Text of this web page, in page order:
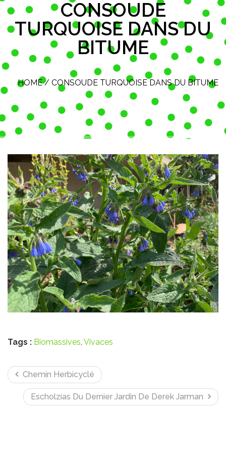
CONSOUDE
TURQUOISE DANS DU
BITUME
HOME/ CONSOUDE TURQUOISE DANS DU BITUME
Tags : Biomassives, Vivaces
Chemin Herbicyclé
Escholzias Du Dernier Jardin De Derek Jarman